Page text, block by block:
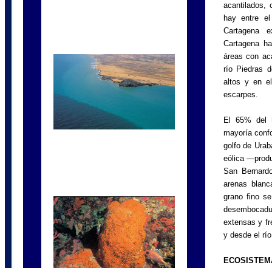
acantilados,
hay entre
Cartagena
Cartagena
áreas con
río Piedras
altos y en
escarpes.
El 65% del
mayoría
golfo de
eólica
San
arenas
grano fino
extensas y
y desde el